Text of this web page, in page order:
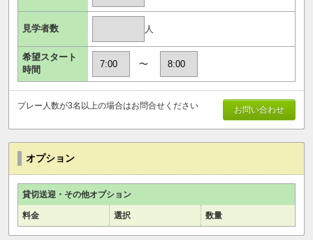
見学者数 人
希望スタート
時間
〜
お問い合わせ
プレー人数が3名以上の場合はお問合せください
オプション
貸切送迎・その他オプション
料金 選択 数量